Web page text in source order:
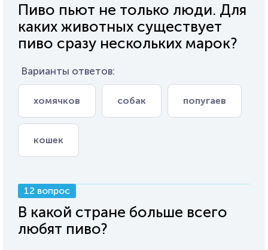
Пиво пьют не только люди. Для
каких животных существует
пиво сразу нескольких марок?
Варианты ответов:
хомячков собак попугаев
кошек
12 вопрос
В какой стране больше всего
любят пиво?